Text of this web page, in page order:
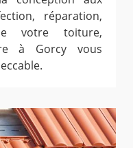
réparation,
votre toiture,
à Gorcy vous